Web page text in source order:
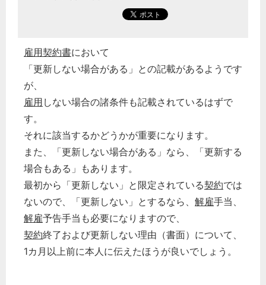
雇用契約書において
「更新しない場合がある」との記載があるようです
が、
雇用 しない場合の諸条件も記載されているはずで
す。
それに該当するかどうかが重要になります。
また、「更新しない場合がある」なら、「更新する
場合もある」もあります。
最初から「更新しない」と限定されている契約では
ないので、「更新しない」とするなら、 解雇手当、
解雇予告手当も必要になりますので、
契約終了および更新しない理由（書面）について、
1カ月以上前に本人に伝えたほうが良いでしょう。